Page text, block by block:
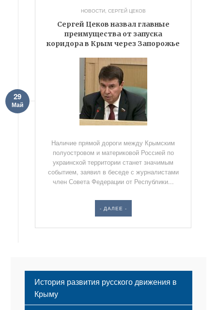
НОВОСТИ, СЕРГЕЙ ЦЕКОВ
Сергей Цеков назвал главные
преимущества от запуска
коридора в Крым через Запорожье
29
Май
Наличие прямой дороги между Крымским
полуостровом и материковой Россией по
украинской территории станет значимым
событием, заявил в беседе с журналистами
член Совета Федерации от Республики...
- ДАЛЕЕ -
История развития русского движения в
Крыму